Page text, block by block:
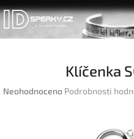
Přejít
na
obsah
Klíčenka
Průměrné
Neohodnoceno Podrobnosti